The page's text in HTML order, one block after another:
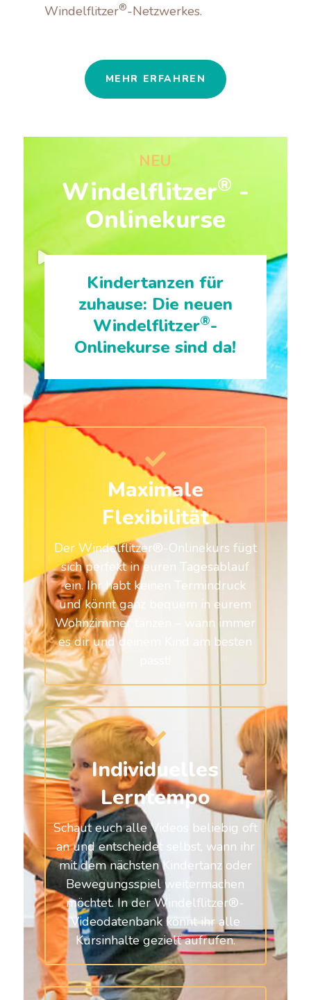
Windelflitzer®-Netzwerkes.
MEHR ERFAHREN
NEU
Windelflitzer® -
Onlinekurse
Kindertanzen für
zuhause: Die neuen
Windelflitzer®-
Onlinekurse sind da!
Maximale
Flexibilität
Der Windelflitzer®-Onlinekurs fügt
sich perfekt in euren Tagesablauf
ein. Ihr habt keinen Termindruck
und könnt ganz bequem in eurem
Wohnzimmer tanzen – wann immer
es dir und deinem Kind am besten
Individuelles
Lerntempo
Schaut euch alle Videos beliebig oft
an und entscheidet selbst, wann ihr
mit dem nächsten Kindertanz oder
Bewegungsspiel weitermachen
möchtet. In der Windelflitzer®-
Videodatenbank könnt ihr alle
Kursinhalte gezielt aufrufen.